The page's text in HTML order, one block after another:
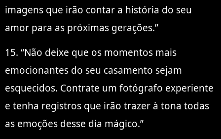
imagens que irão contar a história do seu
amor para as próximas gerações.”
15. “Não deixe que os momentos mais
emocionantes do seu casamento sejam
esquecidos. Contrate um fotógrafo experiente
e tenha registros que irão trazer à tona todas
as emoções desse dia mágico.”